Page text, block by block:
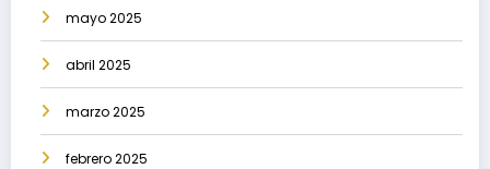
mayo 2025
abril 2025
marzo 2025
febrero 2025